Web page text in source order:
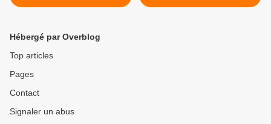
Hébergé par Overblog
Top articles
Pages
Contact
Signaler un abus